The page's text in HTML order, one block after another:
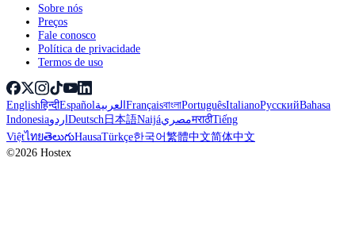
Sobre nós
Preços
Fale conosco
Política de privacidade
Termos de uso
Englishहिन्दीEspañolالعربيةFrançaisবাংলাPortuguêsItalianoРусскийBahasa
IndonesiaاردوDeutsch日本語NaijáمصريमराठीTiếng
ViệtไทยతెలుగుHausaTürkçe한국어繁體中文简体中文
©2026 Hostex